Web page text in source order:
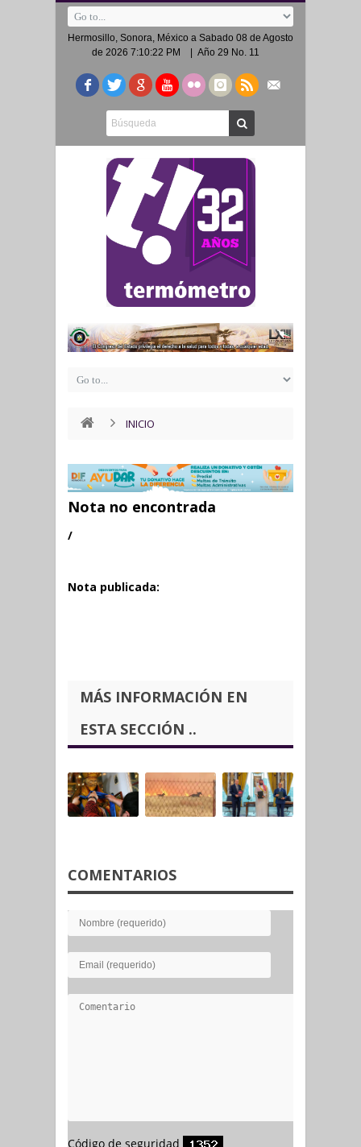
Hermosillo, Sonora, México a Sabado 08 de Agosto
de 2026 7:10:22 PM
| Año 29 No. 11
INICIO
Nota no encontrada
/
Nota publicada:
MÁS INFORMACIÓN EN
ESTA SECCIÓN ..
COMENTARIOS